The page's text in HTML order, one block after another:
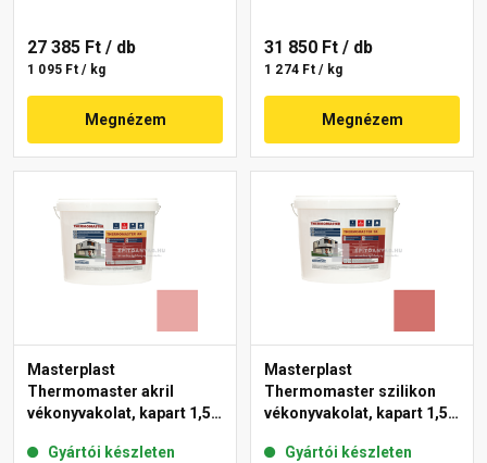
27 385 Ft / db
1 095 Ft / kg
Megnézem
31 850 Ft / db
1 274 Ft / kg
Megnézem
Masterplast
Thermomaster akril
vékonyvakolat, kapart 1,5
Gyártói készleten
Masterplast
Thermomaster szilikon
vékonyvakolat, kapart 1,5
Gyártói készleten